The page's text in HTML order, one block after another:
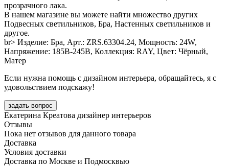
прозрачного лака.
В нашем магазине вы можете найти множество других
Подвесных светильников, Бра, Настенных светильников и
другое.
br> Изделие: Бра, Арт.: ZRS.63304.24, Мощность: 24W,
Напряжение: 185В-245В, Коллекция: RAY, Цвет: Чёрный,
Матер
Если нужна помощь с дизайном интерьера, обращайтесь, я с
удовольствием подскажу!
задать вопрос
Екатерина Креатова дизайнер интерьеров
Отзывы
Пока нет отзывов для данного товара
Доставка
Условия доставки
Доставка по Москве и Подмосквью